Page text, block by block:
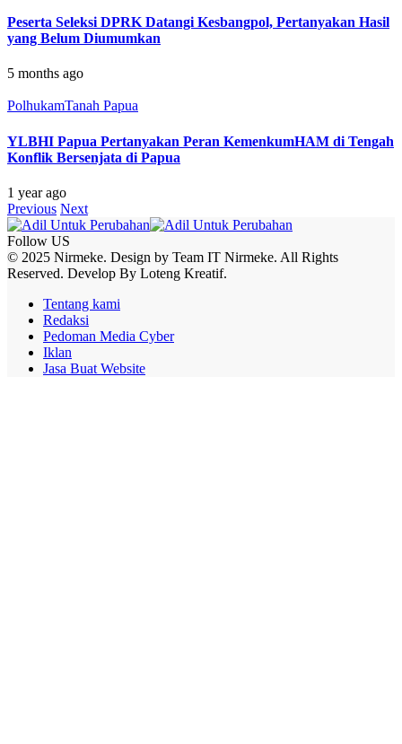
Peserta Seleksi DPRK Datangi Kesbangpol, Pertanyakan Hasil
yang Belum Diumumkan
5 months ago
PolhukamTanah Papua
YLBHI Papua Pertanyakan Peran KemenkumHAM di Tengah
Konflik Bersenjata di Papua
1 year ago
Previous Next
Follow US
© 2025 Nirmeke. Design by Team IT Nirmeke. All Rights
Reserved. Develop By Loteng Kreatif.
Tentang kami
Redaksi
Pedoman Media Cyber
Iklan
Jasa Buat Website